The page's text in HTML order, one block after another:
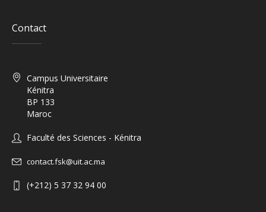
Contact
Campus Universitaire
Kénitra
BP 133
Maroc
Faculté des Sciences - Kénitra
contact.fsk@uit.ac.ma
(+212) 5 37 32 94 00